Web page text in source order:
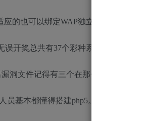
的也可以绑定WAP独立域名
开奖总共有37个彩种系统彩种好像记
洞文件记得有三个在那个位置我放在
员基本都懂得搭建php5。